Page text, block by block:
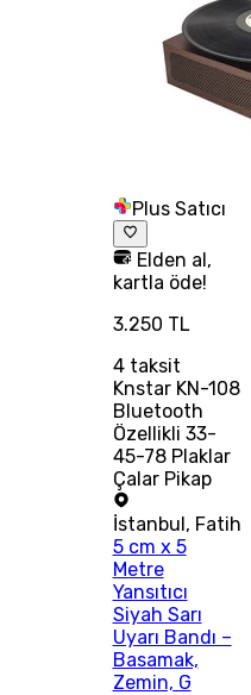
Plus Satıcı
Elden al,
kartla öde!
3.250 TL
4taksit
Knstar KN-108
Bluetooth
Özellikli 33-
45-78 Plaklar
Çalar Pikap
İstanbul, Fatih
5 cm x 5
Metre
Yansıtıcı
Siyah Sarı
Uyarı Bandı –
Basamak,
Zemin, G